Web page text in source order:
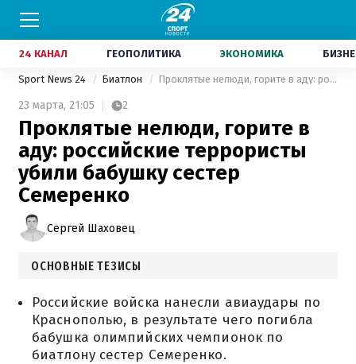
24 КАНАЛ ГЕОПОЛИТИКА ЭКОНОМИКА
Sport News 24 Биатлон Проклятые нелюди, горите в аду: российские террористы убили бабушку сестер Семеренко
23 марта, 21:05 2
Проклятые нелюди, горите в
аду: российские террористы
убили бабушку сестер
Семеренко
Сергей Шаховец
ОСНОВНЫЕ ТЕЗИСЫ
Российские войска нанесли авиаудары по
Краснополью, в результате чего погибла
бабушка олимпийских чемпионок по
биатлону сестер Семеренко.